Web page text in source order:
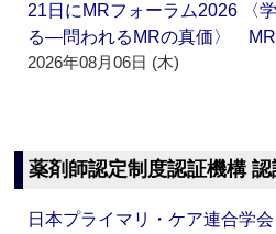
21日にMRフォーラム2026 〈
る―問われるMRの真価〉 MR
2026年08月06日 (木)
薬剤師認定制度認証機構
日本プライマリ・ケア連合